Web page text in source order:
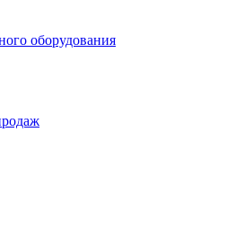
оборудования